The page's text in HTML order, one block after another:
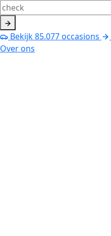
Bekijk85.077occasions
Over ons